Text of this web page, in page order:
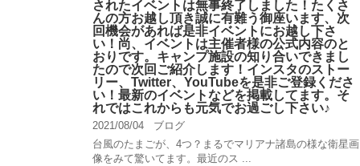
されたイベントは無事終了しました！たくさ
んの方お越し頂き誠に有難う御座います、次
回機会があれば是非イベントにお越し下さ
い！尚、イベントは主催者様の公式内容のと
おりです。キャンプ️施設の知り合いできまし
たので次回ご紹介します！インスタのストー
リー、Twitter、YouTubeを是非ご登録くださ
い！最新のイベントなどを掲載してます。そ
れではこれからも元気でお過ごし下さい♪
2021/08/04
ブログ
台風のたまごが、4つ？まるでマリアナ諸島の様な衛星画
像をみて驚いてます。最近のス ...